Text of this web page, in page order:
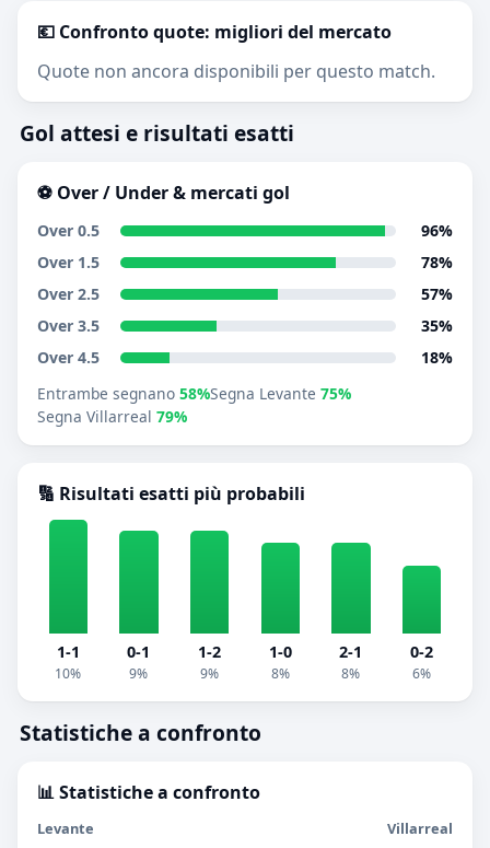
💶 Confronto quote: migliori del mercato
Quote non ancora disponibili per questo match.
Gol attesi e risultati esatti
⚽ Over / Under & mercati gol
Over 0.5
96%
Over 1.5
78%
Over 2.5
57%
Over 3.5
35%
Over 4.5
18%
Entrambe segnano 58%Segna Levante 75%
Segna Villarreal 79%
🔢 Risultati esatti più probabili
1-1
10%
0-1
9%
1-2
9%
1-0
8%
2-1
8%
0-2
6%
Statistiche a confronto
📊 Statistiche a confronto
Levante Villarreal